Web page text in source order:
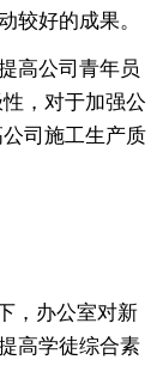
较好的成果。
高公司青年员
，对于加强公
司施工生产质
，办公室对新
高学徒综合素